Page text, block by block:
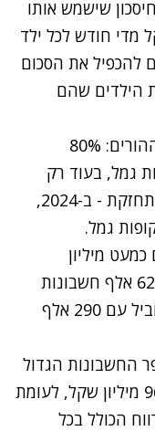
שישמש אותו
כבוגר, מפקידה 57 שקל מדי חודש לכל ילד
להכפיל את הסכום
הילדים שהם
מהנתונים עולה העדפה ברורה של ההורים: 80%
גמל, בעוד רק
20% נמצאים בבנקים. המגמה אף מתחזקת - ב-2024,
מיליון
חשבונות (33%), אחריה הראל עם 628 אלף חשבונות
(22%). בנק הפועלים הוא הבנק המוביל עם 290 אלף
החשבונות הגדול
ביותר, הראל מובילה ברווחים עם 965 מיליון שקל, לעומת
הכולל בכל